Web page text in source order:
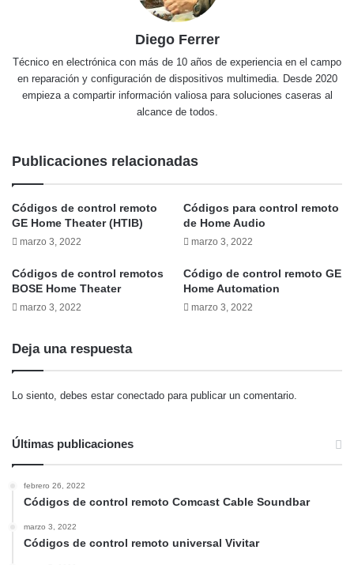
Diego Ferrer
Técnico en electrónica con más de 10 años de experiencia en el campo
en reparación y configuración de dispositivos multimedia. Desde 2020
empieza a compartir información valiosa para soluciones caseras al
alcance de todos.
Publicaciones relacionadas
Códigos de control remoto
GE Home Theater (HTIB)
marzo 3, 2022
Códigos para control remoto
de Home Audio
marzo 3, 2022
Códigos de control remotos
BOSE Home Theater
marzo 3, 2022
Código de control remoto GE
Home Automation
marzo 3, 2022
Deja una respuesta
Lo siento, debes estar conectado para publicar un comentario.
Últimas publicaciones
febrero 26, 2022
Códigos de control remoto Comcast Cable Soundbar
marzo 3, 2022
Códigos de control remoto universal Vivitar